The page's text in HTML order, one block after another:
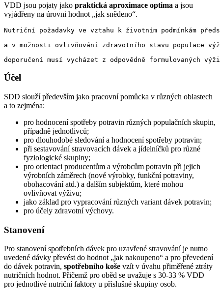
VDD jsou pojaty jako praktická aproximace optima a jsou
vyjádřeny na úrovni hodnot „jak snědeno“.
Nutriční požadavky ve vztahu k životním podmínkám
a v možnosti ovlivňování zdravotního stavu populace
Účel
SDD slouží především jako pracovní pomůcka v různých oblastech
a to zejména:
pro hodnocení spotřeby potravin různých populačních skupin,
případně jednotlivců;
pro dlouhodobé sledování a hodnocení spotřeby potravin;
při sestavování stravovacích dávek a jídelníčků pro různé
fyziologické skupiny;
pro orientaci producentům a výrobcům potravin při jejich
výrobních záměrech (nové výrobky, funkční potraviny,
obohacování atd.) a dalším subjektům, které mohou
ovlivňovat výživu;
jako základ pro vypracování různých variant dávek potravin;
pro účely zdravotní výchovy.
Stanovení
Pro stanovení spotřebních dávek pro uzavřené stravování je nutno
uvedené dávky převést do hodnot „jak nakoupeno“ a pro převedení
do dávek potravin, spotřebního koše vzít v úvahu přiměřené ztráty
nutričních hodnot. Přičemž pro oběd se uvažuje s 30-33 % VDD
pro jednotlivé nutriční faktory u příslušné skupiny osob.